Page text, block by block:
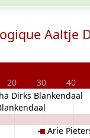
Aaltje
20 30 40
Dirks Blankendaal
Arie